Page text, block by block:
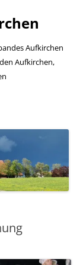
Aufkirchen
Aufkirchen,